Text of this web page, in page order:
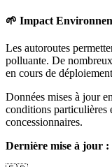
🌱 Impact
Les autoroutes
polluante. De
en cours de
Données mises à jour
conditions particulières
concessionnaires.
Dernière mise à jour :